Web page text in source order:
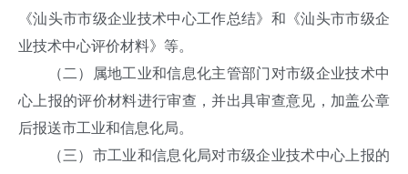
《汕头市市级企业技术中心工作总结》和《汕头市市级企
业技术中心评价材料》等。
（二）属地工业和信息化主管部门对市级企业技术中
心上报的评价材料进行审查，并出具审查意见，加盖公章
后报送市工业和信息化局。
（三）市工业和信息化局对市级企业技术中心上报的